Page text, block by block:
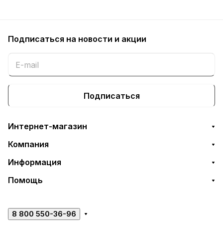
Подписаться на новости и акции
Подписаться
Интернет-магазин
Компания
Информация
Помощь
8 800 550-36-96